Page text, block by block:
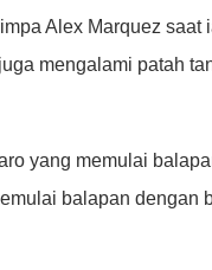
Alex Marquez
mengalami patah
yang memulai
balapan dengan